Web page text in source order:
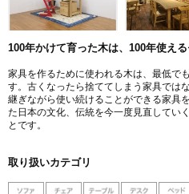
100年かけて育った木は、100年使え
家具を作るために使われる木は、最低で
す。古くなったら捨ててしまう家具では
継ぎながら使い続けることができる家具
た日本の文化、伝統を今一度見直してい
とです。
取り扱いカテゴリ